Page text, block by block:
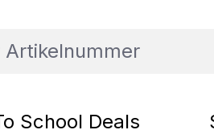
School Deals